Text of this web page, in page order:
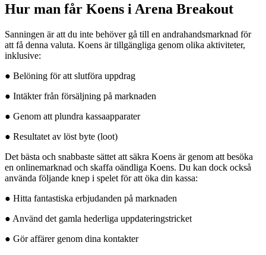
Hur man får Koens i Arena Breakout
Sanningen är att du inte behöver gå till en andrahandsmarknad för
att få denna valuta. Koens är tillgängliga genom olika aktiviteter,
inklusive:
● Belöning för att slutföra uppdrag
● Intäkter från försäljning på marknaden
● Genom att plundra kassaapparater
● Resultatet av löst byte (loot)
Det bästa och snabbaste sättet att säkra Koens är genom att besöka
en onlinemarknad och skaffa oändliga Koens. Du kan dock också
använda följande knep i spelet för att öka din kassa:
● Hitta fantastiska erbjudanden på marknaden
● Använd det gamla hederliga uppdateringstricket
● Gör affärer genom dina kontakter